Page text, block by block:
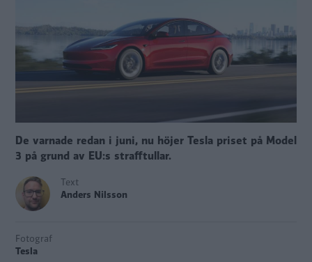
De varnade redan i juni, nu höjer Tesla priset på Model
3 på grund av EU:s strafftullar.
Text
Anders Nilsson
Fotograf
Tesla